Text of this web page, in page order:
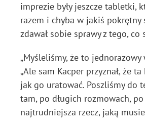
imprezie były jeszcze tabletki,
razem i chyba w jakiś pokrętny
zdawał sobie sprawy z tego,
„Myśleliśmy, że to jednorazowy
„Ale sam Kacper przyznał, że
jak go uratować. Poszliśmy do
tam, po długich rozmowach,
najtrudniejsza rzecz, jaką